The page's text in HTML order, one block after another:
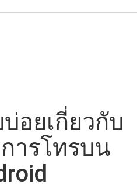
อยเกี่ยวกับ
ารโทรบน